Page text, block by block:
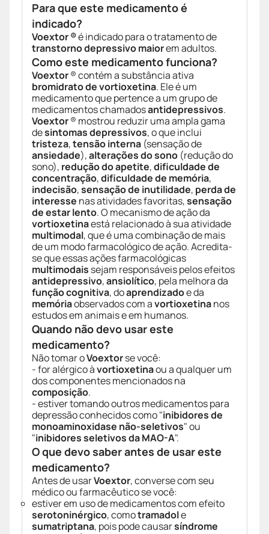
Para que este medicamento é
indicado?
Voextor ®é indicado para o tratamento de
transtorno depressivo maiorem adultos.
Como este medicamento funciona?
Voextor® contém a substância ativa
bromidrato de vortioxetina. Ele é um
medicamento que pertence a um grupo de
medicamentos chamadosantidepressivos.
Voextor® mostrou reduzir uma ampla gama
desintomas depressivos, o que inclui
tristeza,tensão interna (sensação de
ansiedade),alterações do sono (redução do
sono), redução do apetite,dificuldade de
concentração,dificuldade de memória,
indecisão,sensação de inutilidade, perda de
interesse nas atividades favoritas,sensação
de estar lento. O mecanismo de ação da
vortioxetinaestá relacionado à sua atividade
multimodal, que é uma combinação de mais
de um modo farmacológico de ação. Acredita-
se que essas ações farmacológicas
multimodais sejam responsáveis pelos efeitos
antidepressivo,ansiolítico, pela melhora da
função cognitiva, doaprendizadoe da
memóriaobservados com avortioxetinanos
estudos em animais e em humanos.
Quando não devo usar este
medicamento?
Não tomar oVoextorse você:
- for alérgico àvortioxetinaou a qualquer um
dos componentes mencionados na
composição.
- estiver tomando outros medicamentos para
depressão conhecidos como "inibidores de
monoaminoxidase não-seletivos" ou
"inibidores seletivos da MAO-A".
O que devo saber antes de usar este
medicamento?
Antes de usarVoextor, converse com seu
médico ou farmacêutico se você:
estiver em uso de medicamentos com efeito
serotoninérgico, comotramadole
sumatriptana, pois pode causarsíndrome